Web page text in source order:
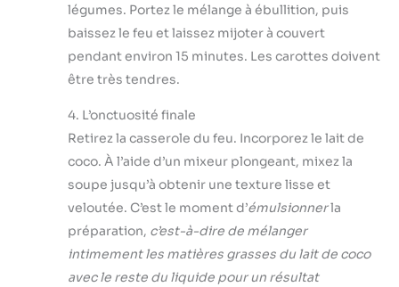
légumes. Portez le mélange à ébullition, puis
baissez le feu et laissez mijoter à couvert
pendant environ 15 minutes. Les carottes doivent
être très tendres.
4. L’onctuosité finale
Retirez la casserole du feu. Incorporez le lait de
coco. À l’aide d’un mixeur plongeant, mixez la
soupe jusqu’à obtenir une texture lisse et
veloutée. C’est le moment d’émulsionnerla
préparation, c’est-à-dire de mélanger
intimement les matières grasses du lait de coco
avec le reste du liquide pour un résultat